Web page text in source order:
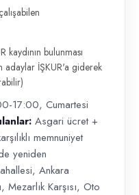
bulunması
adaylar İŞKUR'a giderek
17:00, Cumartesi
Asgari ücret +
memnuniyet
yeniden
Ankara
Karşısı, Oto